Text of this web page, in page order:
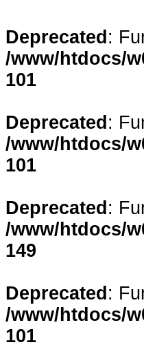
Deprecated :
/www/htdocs/
101
Deprecated :
/www/htdocs/
101
Deprecated :
/www/htdocs/
149
Deprecated :
/www/htdocs/
101